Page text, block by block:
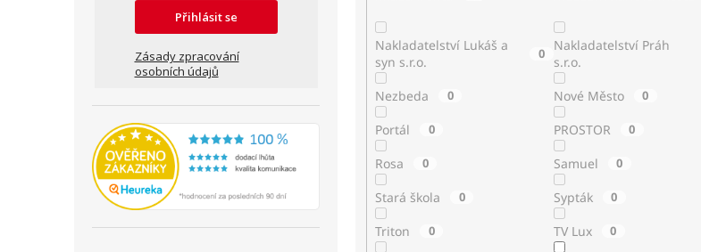
Přihlásit se
Zásady zpracování
osobních údajů
Nakladatelství Lukáš a
syn s.r.o.
0
Nakladatelství Práh
s.r.o.
Nezbeda 0 Nové Město 0
Portál 0 PROSTOR 0
Rosa 0 Samuel 0
Stará škola 0 Sypták 0
Triton 0 TV Lux 0